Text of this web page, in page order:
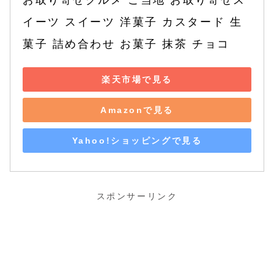
イーツ スイーツ 洋菓子 カスタード 生
菓子 詰め合わせ お菓子 抹茶 チョコ
楽天市場で見る
Amazonで見る
Yahoo!ショッピングで見る
スポンサーリンク